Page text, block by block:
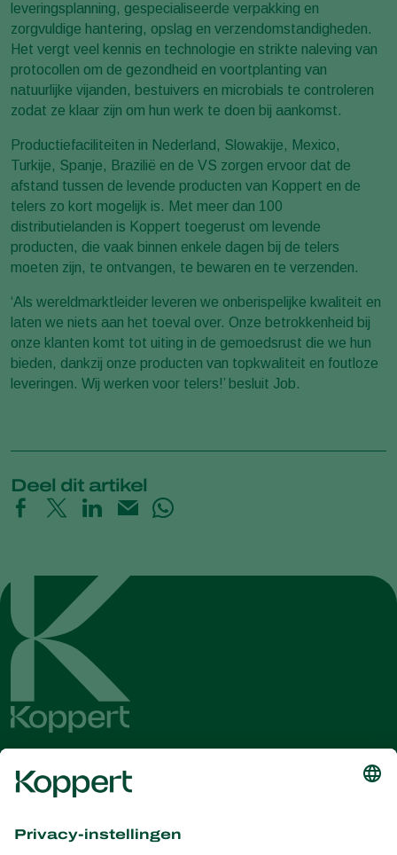
leveringsplanning, gespecialiseerde verpakking en
zorgvuldige hantering, opslag en verzendomstandigheden.
Het vergt veel kennis en technologie en strikte naleving van
protocollen om de gezondheid en voortplanting van
natuurlijke vijanden, bestuivers en microbials te controleren
zodat ze klaar zijn om hun werk te doen bij aankomst.
Productiefaciliteiten in Nederland, Slowakije, Mexico,
Turkije, Spanje, Brazilië en de VS zorgen ervoor dat de
afstand tussen de levende producten van Koppert en de
telers zo kort mogelijk is. Met meer dan 100
distributielanden is Koppert toegerust om levende
producten, die vaak binnen enkele dagen bij de telers
moeten zijn, te ontvangen, te bewaren en te verzenden.
‘Als wereldmarktleider leveren we onberispelijke kwaliteit en
laten we niets aan het toeval over. Onze betrokkenheid bij
onze klanten komt tot uiting in de gemoedsrust die we hun
bieden, dankzij onze producten van topkwaliteit en foutloze
leveringen. Wij werken voor telers!’ besluit Job.
Deel dit artikel
Ontvang het laatste nieuws en
informatie